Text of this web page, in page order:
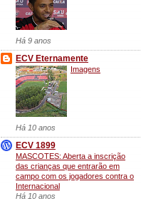
Há 9 anos
ECV Eternamente
Imagens
Há 10 anos
ECV 1899
MASCOTES: Aberta a inscrição
das crianças que entrarão em
campo com os jogadores contra o
Internacional
Há 10 anos